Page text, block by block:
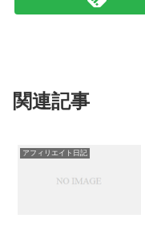
関連記事
アフィリエイト日記